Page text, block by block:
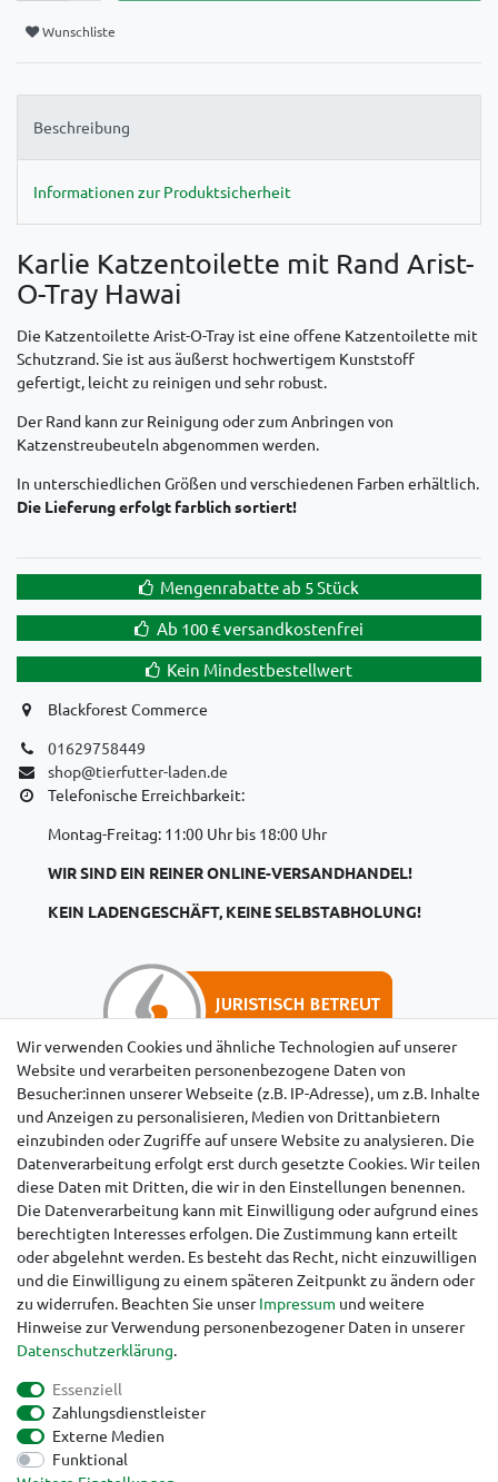
Wunschliste
Beschreibung
Informationen zur Produktsicherheit
Karlie Katzentoilette mit Rand Arist-
O-Tray Hawai
Die Katzentoilette Arist-O-Tray ist eine offene Katzentoilette mit
Schutzrand. Sie ist aus äußerst hochwertigem Kunststoff
gefertigt, leicht zu reinigen und sehr robust.
Der Rand kann zur Reinigung oder zum Anbringen von
Katzenstreubeuteln abgenommen werden.
In unterschiedlichen Größen und verschiedenen Farben erhältlich.
Die Lieferung erfolgt farblich sortiert!
Mengenrabatte ab 5 Stück
Ab 100 € versandkostenfrei
Kein Mindestbestellwert
Blackforest Commerce
01629758449
shop@tierfutter-laden.de
Telefonische Erreichbarkeit:
Montag-Freitag: 11:00 Uhr bis 18:00 Uhr
WIR SIND EIN REINER ONLINE-VERSANDHANDEL!
KEIN LADENGESCHÄFT, KEINE SELBSTABHOLUNG!
Hinweise für Käufer aus der Schweiz
Impressum
Wir verwenden Cookies und ähnliche Technologien auf unserer
Website und verarbeiten personenbezogene Daten von
Besucher:innen unserer Webseite (z.B. IP-Adresse), um z.B. Inhalte
und Anzeigen zu personalisieren, Medien von Drittanbietern
einzubinden oder Zugriffe auf unsere Website zu analysieren. Die
Datenverarbeitung erfolgt erst durch gesetzte Cookies. Wir teilen
diese Daten mit Dritten, die wir in den Einstellungen benennen.
Die Datenverarbeitung kann mit Einwilligung oder aufgrund eines
berechtigten Interesses erfolgen. Die Zustimmung kann erteilt
oder abgelehnt werden. Es besteht das Recht, nicht einzuwilligen
und die Einwilligung zu einem späteren Zeitpunkt zu ändern oder
zu widerrufen. Beachten Sie unserImpressum und weitere
Hinweise zur Verwendung personenbezogener Daten in unserer
Daten­schutz­erklärung.
Essenziell
Zahlungsdienstleister
Externe Medien
Funktional